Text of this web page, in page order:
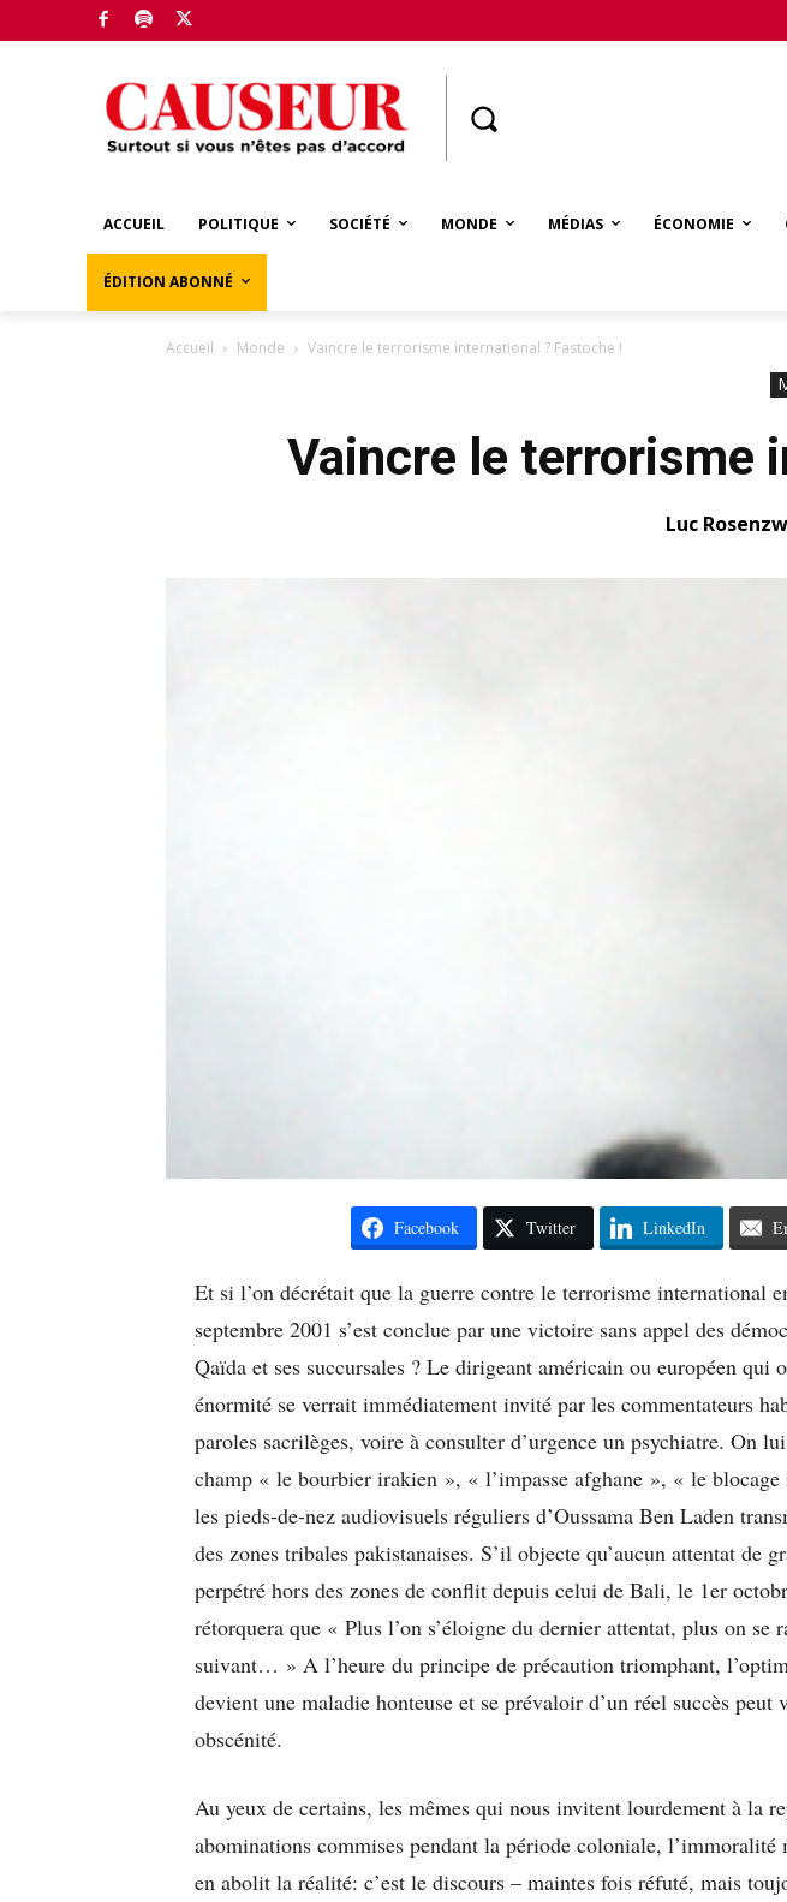
ACCUEIL POLITIQUE SOCIÉTÉ MONDE MÉDIAS ÉCONOMIE
ÉDITION ABONNÉ
Accueil Monde Vaincre le terrorisme international ? Fastoche !
Vaincre le terrorisme
Luc
Facebook Twitter LinkedIn
Et si l’on décrétait que la guerre contre le terrorisme international
septembre 2001 s’est conclue par une victoire sans appel des
Qaïda et ses succursales ? Le dirigeant américain ou européen qui
énormité se verrait immédiatement invité par les commentateurs
paroles sacrilèges, voire à consulter d’urgence un psychiatre. On
champ « le bourbier irakien », « l’impasse afghane », « le
les pieds-de-nez audiovisuels réguliers d’Oussama Ben Laden
des zones tribales pakistanaises. S’il objecte qu’aucun attentat de
perpétré hors des zones de conflit depuis celui de Bali, le 1er
rétorquera que « Plus l’on s’éloigne du dernier attentat, plus on se
suivant… » A l’heure du principe de précaution triomphant,
devient une maladie honteuse et se prévaloir d’un réel succès peut
obscénité.
Au yeux de certains, les mêmes qui nous invitent lourdement à la
abominations commises pendant la période coloniale, l’immoralité
en abolit la réalité: c’est le discours – maintes fois réfuté, mais